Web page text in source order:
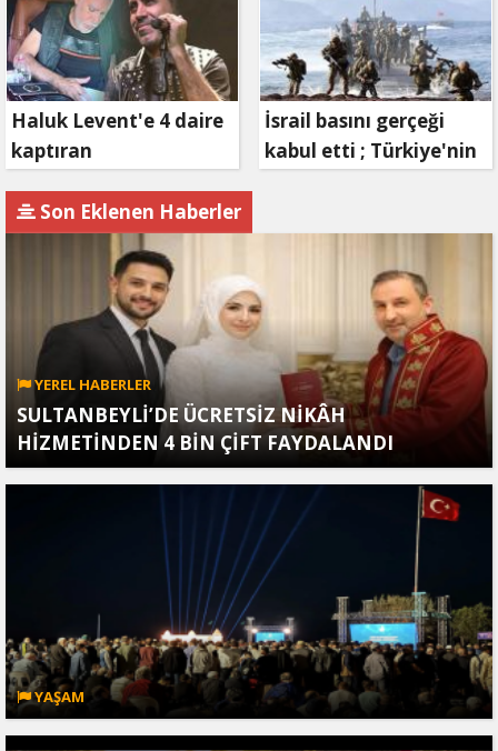
Haluk Levent'e 4 daire
kaptıran
savcılıkta aldı
İsrail basını gerçeği
kabul etti ; Türkiye'nin
Son Eklenen Haberler
YEREL HABERLER
SULTANBEYLİ’DE ÜCRETSİZ NİKÂH
HİZMETİNDEN 4 BİN ÇİFT FAYDALANDI
YAŞAM